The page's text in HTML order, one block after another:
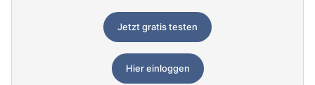
Jetzt gratis testen
Hier einloggen